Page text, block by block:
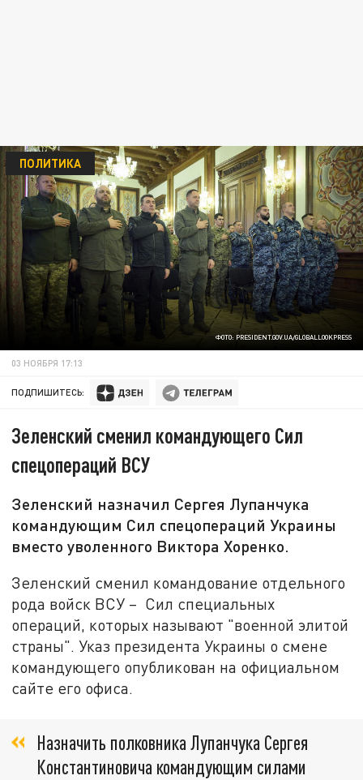
ФОТО: PRESIDENT.GOV.UA/GLOBALLOOKPRESS
ПОЛИТИКА
03 НОЯБРЯ 17:13
ПОДПИШИТЕСЬ:
Зеленский сменил командующего Сил
спецопераций ВСУ
Зеленский назначил Сергея Лупанчука
командующим Сил спецопераций Украины
вместо уволенного Виктора Хоренко.
Зеленский сменил командование отдельного
рода войск ВСУ – Сил специальных
операций, которых называют "военной элитой
страны". Указ президента Украины о смене
командующего опубликован на официальном
сайте его офиса.
Назначить полковника Лупанчука Сергея
Константиновича командующим силами